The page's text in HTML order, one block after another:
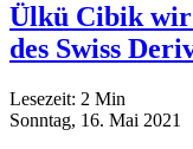
Ülkü Cibik
des Swiss
Lesezeit: 2 Min
Sonntag, 16. Mai 2021